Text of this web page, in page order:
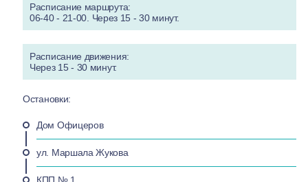
Расписание маршрута:
06-40 - 21-00. Через 15 - 30 минут.
Расписание движения:
Через 15 - 30 минут.
Остановки:
Дом Офицеров
ул. Маршала Жукова